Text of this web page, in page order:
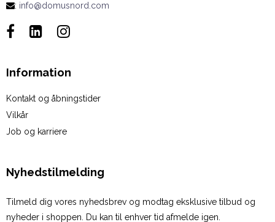
: info@domusnord.com
Information
Kontakt og åbningstider
Vilkår
Job og karriere
Nyhedstilmelding
Tilmeld dig vores nyhedsbrev og modtag eksklusive tilbud og
nyheder i shoppen. Du kan til enhver tid afmelde igen.